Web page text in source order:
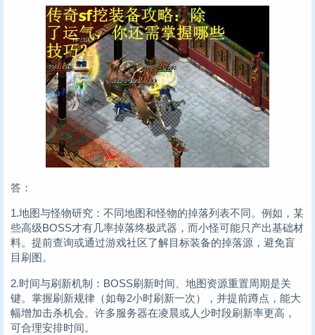
答：
1.地图与怪物研究：不同地图和怪物的掉落列表不同。例如，某
些高级BOSS才有几率掉落终极武器，而小怪可能只产出基础材
料。提前查询或通过游戏社区了解目标装备的掉落源，避免盲
目刷图。
2.时间与刷新机制：BOSS刷新时间、地图资源重置周期是关
键。掌握刷新规律（如每2小时刷新一次），并提前蹲点，能大
幅增加击杀机会。许多服务器在凌晨或人少时段刷新率更高，
可合理安排时间。